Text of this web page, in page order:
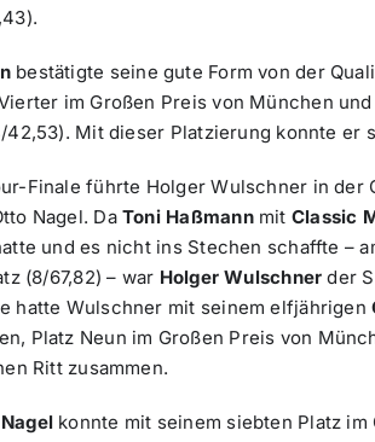
bestätigte seine gute Form von der
im Großen Preis von München
42,53). Mit dieser Platzierung konnte
Finale führte Holger Wulschner in der
Nagel. DaToni Haßmannmit Classic
und es nicht ins Stechen schaffte –
(8/67,82) – war Holger Wulschner der
hatte Wulschner mit seinem elfjährigen
Platz Neun im Großen Preis von
Ritt zusammen.
konnte mit seinem siebten Platz